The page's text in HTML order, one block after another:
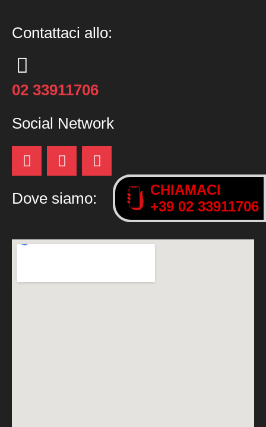
Contattaci allo:
02 33911706
Social Network
CHIAMACI
+39 02 33911706
Dove siamo:
CHIAMACI
+39 02 33911706